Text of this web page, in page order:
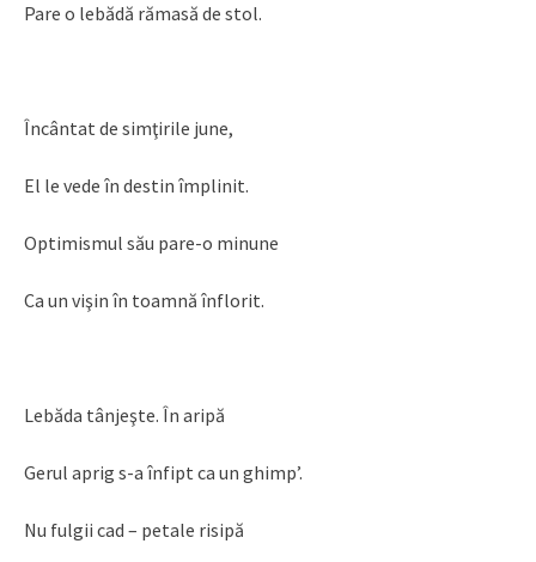
Pare o lebădă rămasă de stol.
Încântat de simţirile june,
El le vede în destin împlinit.
Optimismul său pare-o minune
Ca un vişin în toamnă înflorit.
Lebăda tânjeşte. În aripă
Gerul aprig s-a înfipt ca un ghimp’.
Nu fulgii cad – petale risipă